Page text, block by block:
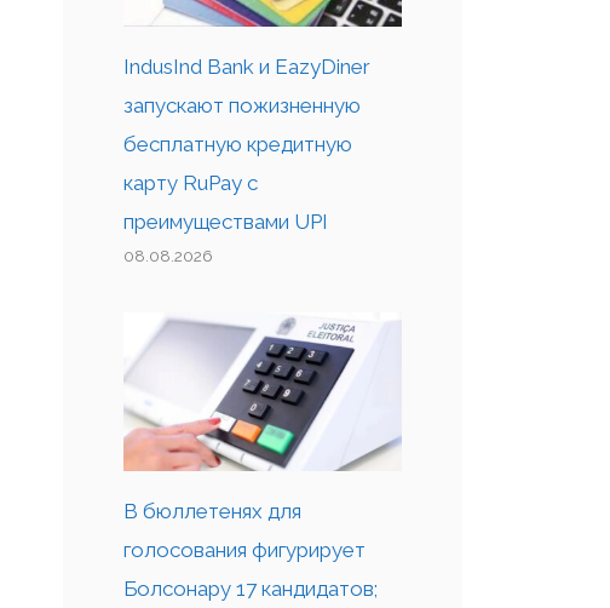
IndusInd Bank и EazyDiner
запускают пожизненную
бесплатную кредитную
карту RuPay с
преимуществами UPI
08.08.2026
В бюллетенях для
голосования фигурирует
Болсонару 17 кандидатов;